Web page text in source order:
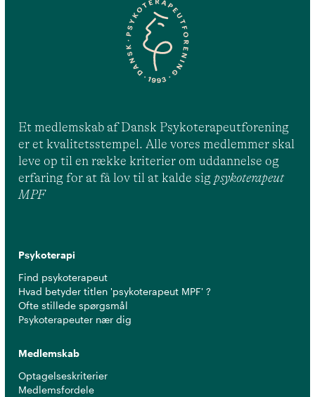
Et medlemskab af Dansk Psykoterapeutforening
er et kvalitetsstempel. Alle vores medlemmer skal
leve op til en række kriterier om uddannelse og
erfaring for at få lov til at kalde sig psykoterapeut
MPF
Psykoterapi
Find psykoterapeut
Hvad betyder titlen 'psykoterapeut MPF' ?
Ofte stillede spørgsmål
Psykoterapeuter nær dig
Medlemskab
Optagelseskriterier
Medlemsfordele